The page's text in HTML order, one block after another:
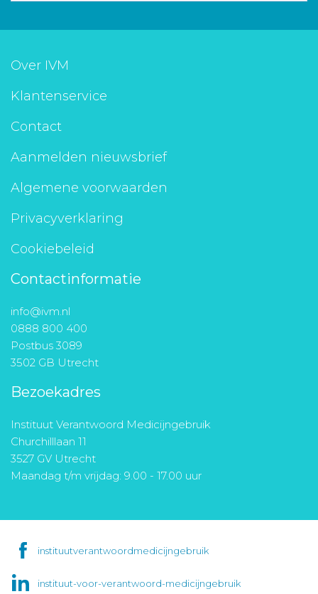
Over IVM
Klantenservice
Contact
Aanmelden nieuwsbrief
Algemene voorwaarden
Privacyverklaring
Cookiebeleid
Contactinformatie
info@ivm.nl
0888 800 400
Postbus 3089
3502 GB Utrecht
Bezoekadres
Instituut Verantwoord Medicijngebruik
Churchilllaan 11
3527 GV Utrecht
Maandag t/m vrijdag: 9.00 - 17.00 uur
instituutverantwoordmedicijngebruik
instituut-voor-verantwoord-medicijngebruik